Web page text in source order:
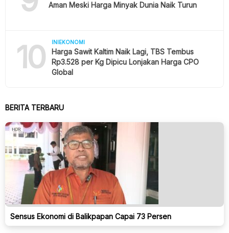
Aman Meski Harga Minyak Dunia Naik Turun
10 INIEKONOMI
Harga Sawit Kaltim Naik Lagi, TBS Tembus
Rp3.528 per Kg Dipicu Lonjakan Harga CPO
Global
BERITA TERBARU
Sensus Ekonomi di Balikpapan Capai 73 Persen